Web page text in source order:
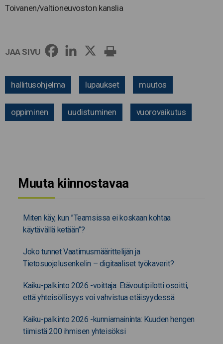
Toivanen/valtioneuvoston kanslia
JAA SIVU
hallitusohjelma lupaukset muutos
oppiminen uudistuminen vuorovaikutus
Muuta kiinnostavaa
Miten käy, kun ”Teamsissa ei koskaan kohtaa
käytävällä ketään”?
Joko tunnet Vaatimusmäärittelijän ja
Tietosuojelusenkelin – digitaaliset työkaverit?
Kaiku-palkinto 2026 -voittaja: Etävoutipilotti osoitti,
että yhteisöllisyys voi vahvistua etäisyydessä
Kaiku-palkinto 2026 -kunniamaininta: Kuuden hengen
tiimistä 200 ihmisen yhteisöksi